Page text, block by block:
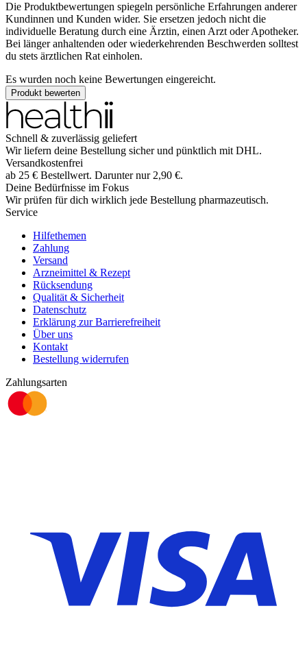
Die Produktbewertungen spiegeln persönliche Erfahrungen anderer
Kundinnen und Kunden wider. Sie ersetzen jedoch nicht die
individuelle Beratung durch eine Ärztin, einen Arzt oder Apotheker.
Bei länger anhaltenden oder wiederkehrenden Beschwerden solltest
du stets ärztlichen Rat einholen.
Es wurden noch keine Bewertungen eingereicht.
Produkt bewerten
Schnell & zuverlässig geliefert
Wir liefern deine Bestellung sicher und pünktlich mit DHL.
Versandkostenfrei
ab 25 € Bestellwert. Darunter nur 2,90 €.
Deine Bedürfnisse im Fokus
Wir prüfen für dich wirklich jede Bestellung pharmazeutisch.
Service
Hilfethemen
Zahlung
Versand
Arzneimittel & Rezept
Rücksendung
Qualität & Sicherheit
Datenschutz
Erklärung zur Barrierefreiheit
Über uns
Kontakt
Bestellung widerrufen
Zahlungsarten